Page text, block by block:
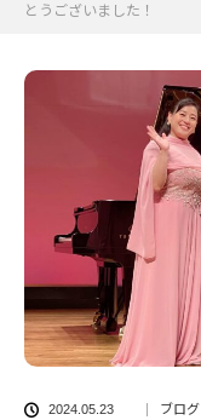
とうございました！
2024.05.23 ブログ